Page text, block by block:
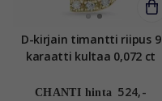
D-kirjain timantti riipus 9
karaatti kultaa 0,072 ct
CHANTI hinta 524,-